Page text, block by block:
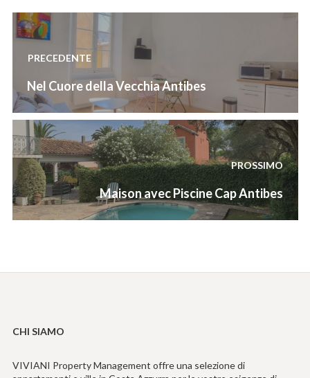
Navigazione
articoli
PRECEDENTE
Previous
post:
Nel Cuore della Vecchia Antibes
PROSSIMO
Next
post:
Maison avec Piscine Cap Antibes
CHI SIAMO
VIVIANI Property Management offre una selezione di